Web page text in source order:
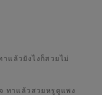
แล้วยังไงก็สวยไม่
ทาแล้วสวยหรูดูแพง